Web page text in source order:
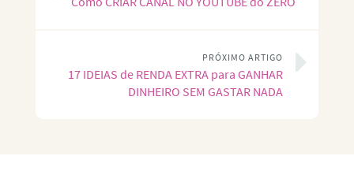
PRÓXIMO ARTIGO
17 IDEIAS de RENDA EXTRA para GANHAR
DINHEIRO SEM GASTAR NADA